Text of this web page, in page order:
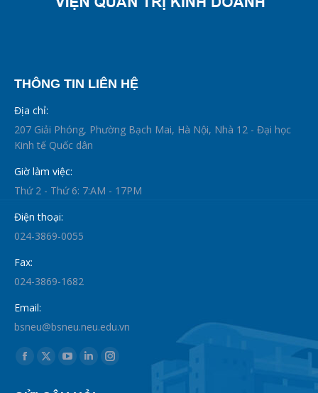
THÔNG TIN LIÊN HỆ
Địa chỉ:
207 Giải Phóng, Phường Bạch Mai, Hà Nội, Nhà 12 - Đại học
Kinh tế Quốc dân
Giờ làm việc:
Thứ 2 - Thứ 6: 7:AM - 17PM
Điện thoại:
024-3869-0055
Fax:
024-3869-1682
Email:
bsneu@bsneu.neu.edu.vn
Find us on:
Facebook
X
YouTube
LinkedinInstagram